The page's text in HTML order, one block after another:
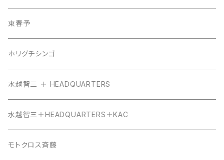
東春予
ホリグチシンゴ
水越智三 ＋ HEADQUARTERS
水越智三＋HEADQUARTERS＋KAC
モトクロス斉藤